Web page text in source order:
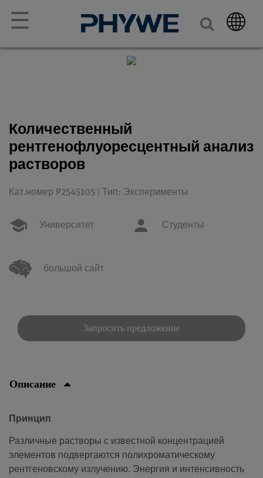
☰
Количественный
рентгенофлуоресцентный анализ
растворов
Кат.номер P2545105 | Тип: Эксперименты
Университет Студенты
большой сайт
Запросить предложение
Описание
Принцип
Различные растворы с известной концентрацией
элементов подвергаются полихроматическому
рентгеновскому излучению. Энергия и интенсивность